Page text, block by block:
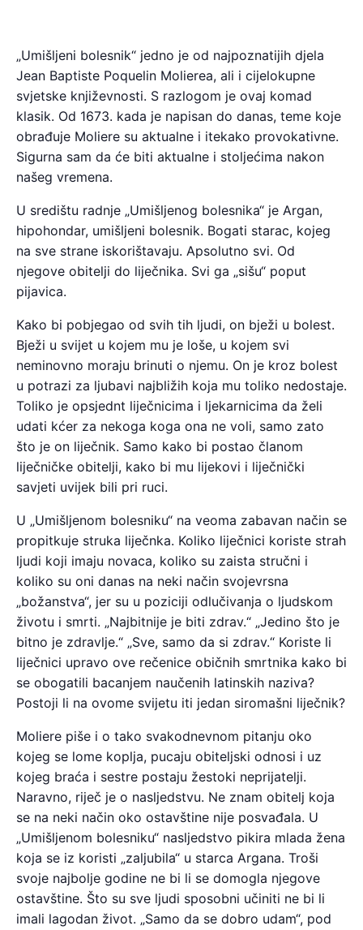
„Umišljeni bolesnik“ jedno je od najpoznatijih djela
Jean Baptiste Poquelin Molierea, ali i cijelokupne
svjetske književnosti. S razlogom je ovaj komad
klasik. Od 1673. kada je napisan do danas, teme koje
obrađuje Moliere su aktualne i itekako provokativne.
Sigurna sam da će biti aktualne i stoljećima nakon
našeg vremena.
U središtu radnje „Umišljenog bolesnika“ je Argan,
hipohondar, umišljeni bolesnik. Bogati starac, kojeg
na sve strane iskorištavaju. Apsolutno svi. Od
njegove obitelji do liječnika. Svi ga „sišu“ poput
pijavica.
Kako bi pobjegao od svih tih ljudi, on bježi u bolest.
Bježi u svijet u kojem mu je loše, u kojem svi
neminovno moraju brinuti o njemu. On je kroz bolest
u potrazi za ljubavi najbližih koja mu toliko nedostaje.
Toliko je opsjednt liječnicima i ljekarnicima da želi
udati kćer za nekoga koga ona ne voli, samo zato
što je on liječnik. Samo kako bi postao članom
liječničke obitelji, kako bi mu lijekovi i liječnički
savjeti uvijek bili pri ruci.
U „Umišljenom bolesniku“ na veoma zabavan način se
propitkuje struka liječnka. Koliko liječnici koriste strah
ljudi koji imaju novaca, koliko su zaista stručni i
koliko su oni danas na neki način svojevrsna
„božanstva“, jer su u poziciji odlučivanja o ljudskom
životu i smrti. „Najbitnije je biti zdrav.“ „Jedino što je
bitno je zdravlje.“ „Sve, samo da si zdrav.“ Koriste li
liječnici upravo ove rečenice običnih smrtnika kako bi
se obogatili bacanjem naučenih latinskih naziva?
Postoji li na ovome svijetu iti jedan siromašni liječnik?
Moliere piše i o tako svakodnevnom pitanju oko
kojeg se lome koplja, pucaju obiteljski odnosi i uz
kojeg braća i sestre postaju žestoki neprijatelji.
Naravno, riječ je o nasljedstvu. Ne znam obitelj koja
se na neki način oko ostavštine nije posvađala. U
„Umišljenom bolesniku“ nasljedstvo pikira mlada žena
koja se iz koristi „zaljubila“ u starca Argana. Troši
svoje najbolje godine ne bi li se domogla njegove
ostavštine. Što su sve ljudi sposobni učiniti ne bi li
imali lagodan život. „Samo da se dobro udam“, pod